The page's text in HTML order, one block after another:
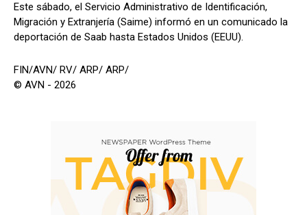
Este sábado, el Servicio Administrativo de Identificación,
Migración y Extranjería (Saime) informó en un comunicado la
deportación de Saab hasta Estados Unidos (EEUU).
FIN/AVN/ RV/ ARP/ ARP/
© AVN - 2026